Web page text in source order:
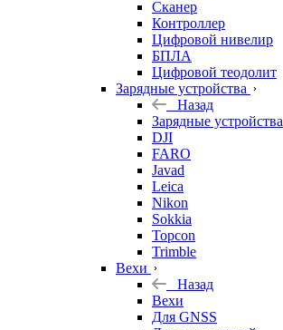
Сканер
Контроллер
Цифровой нивелир
БПЛА
Цифровой теодолит
Зарядные устройства
Назад
Зарядные устройства
DJI
FARO
Javad
Leica
Nikon
Sokkia
Topcon
Trimble
Вехи
Назад
Вехи
Для GNSS